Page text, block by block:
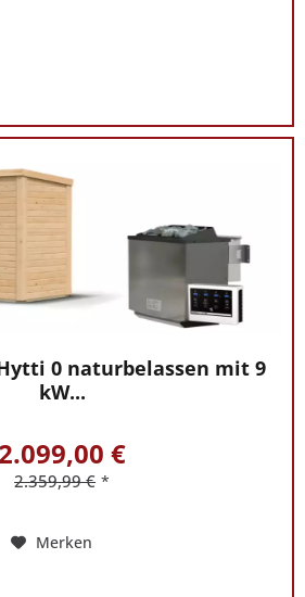
0 naturbelassen mit 9
kW...
2.099,00 €
2.359,99 € *
Merken